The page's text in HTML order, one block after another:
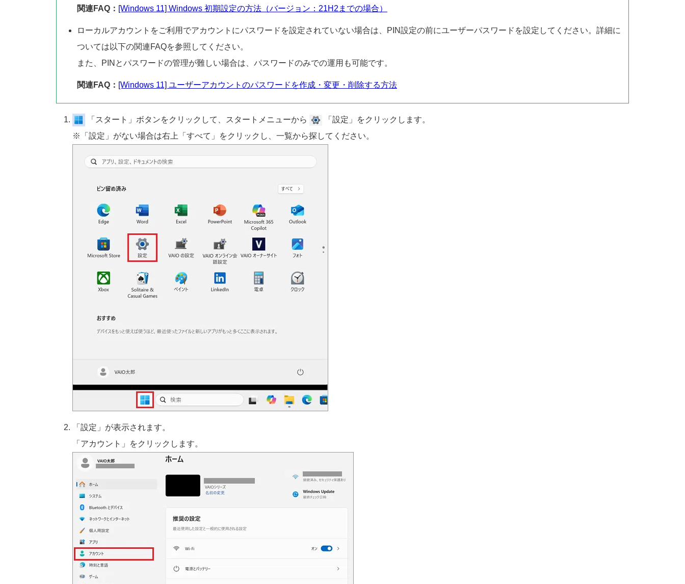
関連FAQ： [Windows 11] Windows 初期設定の方法（バージョン：21H2までの場合）
ローカルアカウントをご利用でアカウントにパスワードを設定されていない場合は、PIN設定の前にユーザーパスワードを設定してください。詳細に
ついては以下の関連FAQを参照してください。
また、PINとパスワードの管理が難しい場合は、パスワードのみでの運用も可能です。
関連FAQ： [Windows 11] ユーザーアカウントのパスワードを作成・変更・削除する方法
「スタート」ボタンをクリックして、スタートメニューから
「設定」をクリックします。
※「設定」がない場合は右上「すべて」をクリックし、一覧から探してください。
「設定」が表示されます。
「アカウント」をクリックします。